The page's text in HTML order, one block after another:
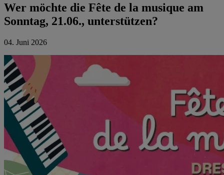
Wer möchte die Fête de la musique am
Sonntag, 21.06., unterstützen?
04. Juni 2026